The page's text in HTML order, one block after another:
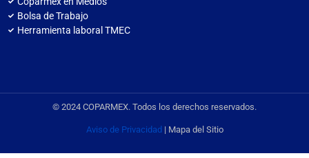
Bolsa de Trabajo
Herramienta laboral TMEC
© 2024 COPARMEX. Todos los derechos reservados.
Aviso de Privacidad | Mapa del Sitio